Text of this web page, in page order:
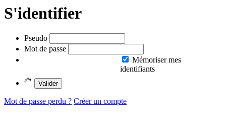
S'identifier
Pseudo
Mot de passe
Mémoriser mes
identifiants
Valider
Mot de passe perdu ? Créer un compte